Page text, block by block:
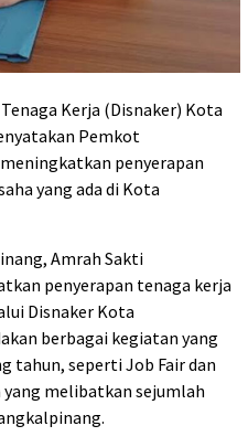
Kerja (Disnaker) Kota
Pemkot
penyerapan
yang ada di Kota
Amrah Sakti
penyerapan tenaga kerja
Disnaker Kota
berbagai kegiatan yang
tahun, seperti Job Fair dan
melibatkan sejumlah